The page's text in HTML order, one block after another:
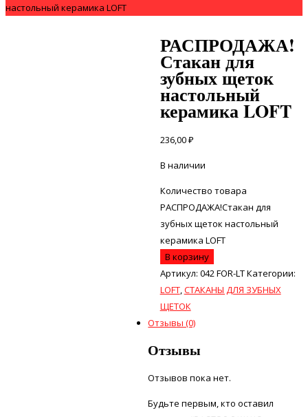
настольный керамика LOFT
РАСПРОДАЖА!
Стакан для
зубных щеток
настольный
керамика LOFT
236,00₽
В наличии
Количество товара
РАСПРОДАЖА!Стакан для
зубных щеток настольный
керамика LOFT
В корзину
Артикул: 042 FOR-LTКатегории:
LOFT,СТАКАНЫ ДЛЯ ЗУБНЫХ
ЩЕТОК
Отзывы (0)
Отзывы
Отзывов пока нет.
Будьте первым, кто оставил